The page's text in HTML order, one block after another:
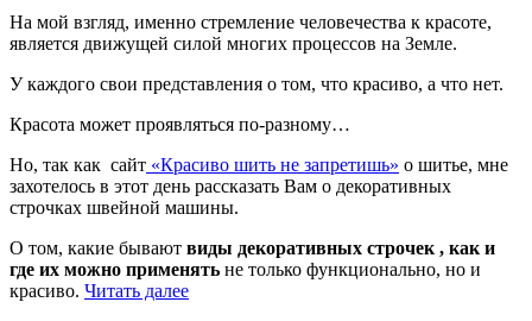
На мой взгляд, именно стремление человечества к красоте,
является движущей силой многих процессов на Земле.
У каждого свои представления о том, что красиво, а что нет.
Красота может проявляться по-разному…
Но, так как сайт «Красиво шить не запретишь» о шитье, мне
захотелось в этот день рассказать Вам о декоративных
строчках швейной машины.
О том, какие бывают виды декоративных строчек , как и
где их можно применять не только функционально, но и
красиво. Читать далее«Виды